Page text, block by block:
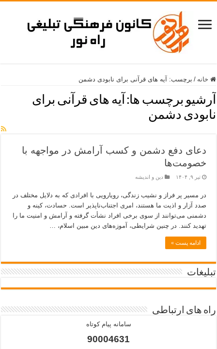
خانه / برچسب: آیه های قرآنی برای نابودی دشمن
آرشیو برچسب ها: آیه های قرآنی برای
نابودی دشمن
دعای دفع دشمن و کسب آرامش در مواجهه با
خصومت‌ها
تیر ۹, ۱۴۰۴ دین و اندیشه
در مسیر پر فراز و نشیب زندگی، رویارویی با افرادی که به دلایل مختلف در
صدد آزار و اذیت ما هستند، امری اجتناب‌ناپذیر است. حسادت، کینه و
دشمنی می‌توانند از سوی برخی افراد نشأت گرفته و آرامش و امنیت ما را
تهدید کنند. در چنین شرایطی، آموزه‌های دین مبین اسلام، …
ادامه پست »
تبلیغات
راه های ارتباطی
سامانه پیام کوتاه
90004631